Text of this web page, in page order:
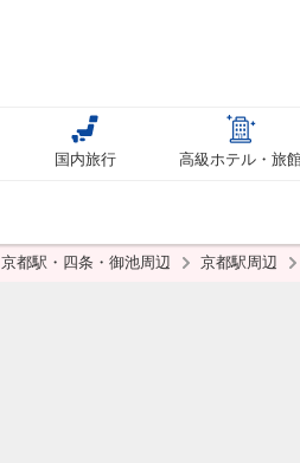
国内旅行 高級ホテル・旅
京都駅・四条・御池周辺 京都駅周辺